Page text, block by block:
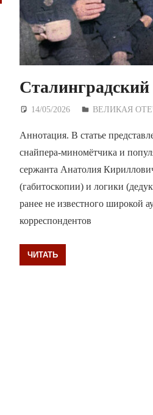
14/05/2026 Дежурный по
ВЕЛИКАЯ
Аннотация. В статье
снайпера-миномётчика и
сержанта Анатолия
(габитоскопии) и логики
ранее не известного широкой
корреспондентов
ЧИТАТЬ